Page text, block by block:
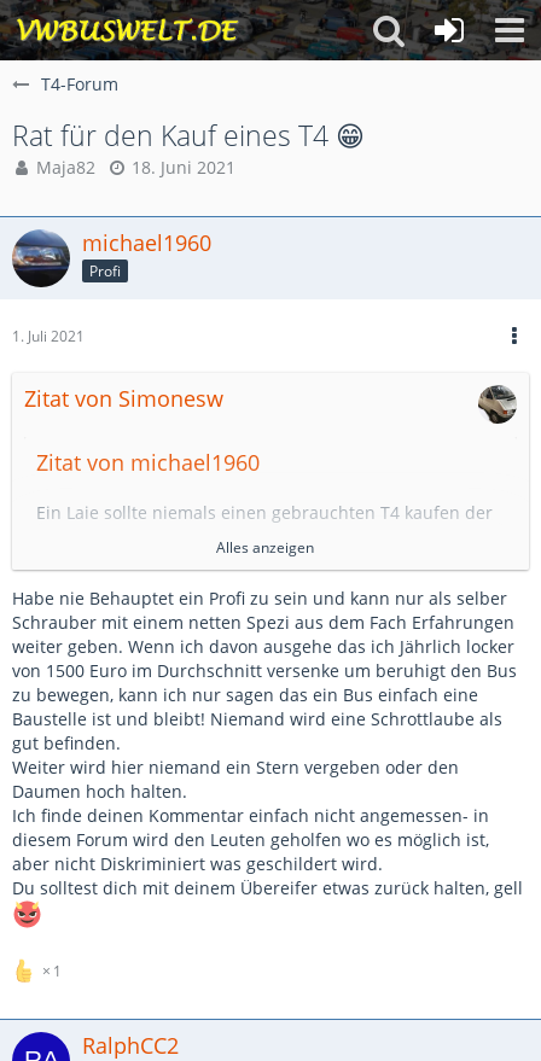
T4-Forum
Rat für den Kauf eines T4 😁
Maja82 18. Juni 2021
michael1960
Profi
1. Juli 2021
Zitat von Simonesw
Zitat von michael1960
Ein Laie sollte niemals einen gebrauchten T4 kaufen der
heute angeboten wird für viel Geld.
Natürlich sind die T4 '' noch Wertstabil'' aber was ist bei
ist schnell Lust und Urlaub kaputt.
Wer nicht selber etwas machen kann und oder Freunde
hat als Schrauber hat fällt ganz schnell in ein großes
Karussell der Zahlpflicht.
Optisch ist alles auf zu frischen nur ist die Technik wie
Verschleißteile wichtiger als alles andere.
Einen TÜV Stempel ist nicht das Problem, lieber einen
Bus kaufen von Bekannten oder von netten Leuten aus
dem Forum??
Man steckt nicht drin
Alles anzeigen
Und warum nicht?? Was sollte ein Laie dannmachen, nur
Neufahrzeuge kaufen? So ein Schmarrn. Es kann doch nicht
jeder Profi sein...
Alles anzeigen
Habe nie Behauptet ein Profi zu sein und kann nur als selber
Schrauber mit einem netten Spezi aus dem Fach Erfahrungen
weiter geben. Wenn ich davon ausgehe das ich Jährlich locker
von 1500 Euro im Durchschnitt versenke um beruhigt den Bus
zu bewegen, kann ich nur sagen das ein Bus einfach eine
Baustelle ist und bleibt! Niemand wird eine Schrottlaube als
gut befinden.
Weiter wird hier niemand ein Stern vergeben oder den
Daumen hoch halten.
Ich finde deinen Kommentar einfach nicht angemessen- in
diesem Forum wird den Leuten geholfen wo es möglich ist,
aber nicht Diskriminiert was geschildert wird.
Du solltest dich mit deinem Übereifer etwas zurück halten, gell
1
RalphCC2